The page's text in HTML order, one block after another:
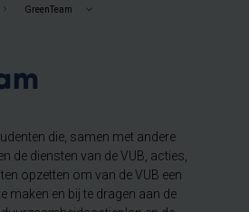
GreenTeam
die, samen met andere
de diensten van de VUB, acties,
opzetten om van de VUB een
maken en bij te dragen aan de